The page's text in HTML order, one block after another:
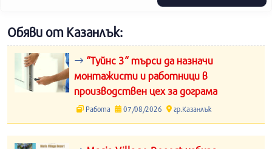
Обяви от Казанлък:
“Туйнс 3“ търси да назначи
монтажисти и работници в
производствен цех за дограма
Работа 07/08/2026 гр.Казанлък